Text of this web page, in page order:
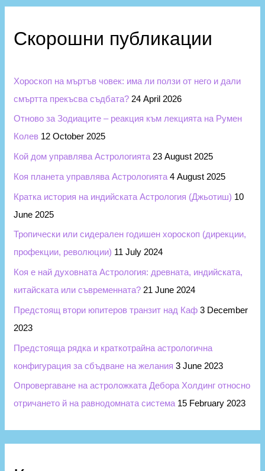
c
o
r
:
Скорошни публикации
Хороскоп на мъртъв човек: има ли ползи от него и дали
смъртта прекъсва съдбата? 24 April 2026
Отново за Зодиаците – реакция към лекцията на Румен
Колев 12 October 2025
Кой дом управлява Астрологията 23 August 2025
Коя планета управлява Астрологията 4 August 2025
Кратка история на индийската Астрология (Джьотиш) 10
June 2025
Тропически или сидерален годишен хороскоп (дирекции,
профекции, революции) 11 July 2024
Коя е най духовната Астрология: древната, индийската,
китайската или съвременната? 21 June 2024
Предстоящ втори юпитеров транзит над Каф 3 December
2023
Предстояща рядка и краткотрайна астрологична
конфигурация за сбъдване на желания 3 June 2023
Опровергаване на астроложката Дебора Холдинг относно
отричането й на равнодомната система 15 February 2023
и